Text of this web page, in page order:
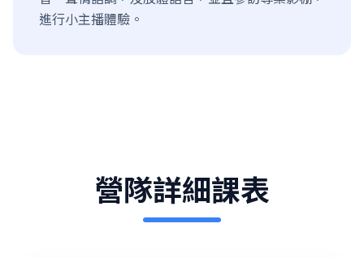
進行小主播體驗。
營隊詳細課表